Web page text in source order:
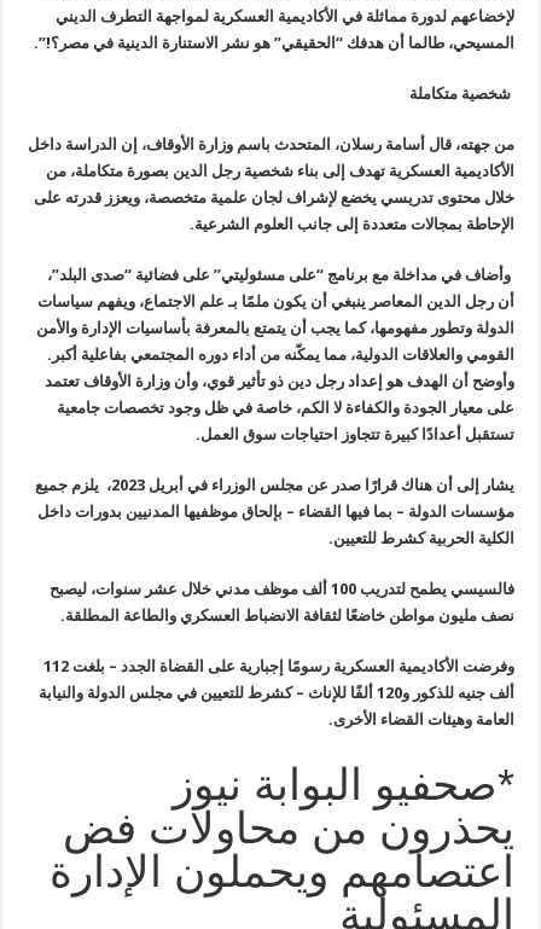
لإخضاعهم لدورة مماثلة في الأكاديمية العسكرية لمواجهة التطرف الديني
المسيحي، طالما أن هدفك “الحقيقي” هو نشر الاستنارة الدينية في مصر؟!”.
شخصية متكاملة
من جهته، قال أسامة رسلان، المتحدث باسم وزارة الأوقاف، إن الدراسة داخل
الأكاديمية العسكرية تهدف إلى بناء شخصية رجل الدين بصورة متكاملة، من
خلال محتوى تدريسي يخضع لإشراف لجان علمية متخصصة، ويعزز قدرته على
الإحاطة بمجالات متعددة إلى جانب العلوم الشرعية.
وأضاف في مداخلة مع برنامج “على مسئوليتي” على فضائية “صدى البلد”،
أن رجل الدين المعاصر ينبغي أن يكون ملمًا بـ علم الاجتماع، ويفهم سياسات
الدولة وتطور مفهومها، كما يجب أن يتمتع بالمعرفة بأساسيات الإدارة والأمن
القومي والعلاقات الدولية، مما يمكّنه من أداء دوره المجتمعي بفاعلية أكبر .
وأوضح أن الهدف هو إعداد رجل دين ذو تأثير قوي، وأن وزارة الأوقاف تعتمد
على معيار الجودة والكفاءة لا الكم، خاصة في ظل وجود تخصصات جامعية
تستقبل أعدادًا كبيرة تتجاوز احتياجات سوق العمل.
يشار إلى أن هناك قرارًا صدر عن مجلس
الوزراء في أبريل 2023، يلزم جميع
مؤسسات الدولة – بما فيها القضاء – بإلحاق موظفيها المدنيين بدورات داخل
الكلية الحربية كشرط للتعيين.
فالسيسي يطمح لتدريب 100 ألف موظف مدني خلال عشر سنوات، ليصبح
نصف مليون مواطن خاضعًا لثقافة الانضباط العسكري والطاعة المطلقة.
وفرضت الأكاديمية العسكرية رسومًا إجبارية
على القضاة الجدد – بلغت 112
ألف جنيه للذكور و120 ألفًا للإناث – كشرط
للتعيين في مجلس الدولة والنيابة
العامة وهيئات القضاء الأخرى.
*صحفيو البوابة نيوز
يحذرون من محاولات فض
اعتصامهم ويحملون الإدارة
المسئولية